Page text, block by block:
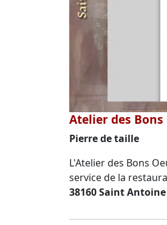
Atelier des
Pierre de taille
L'Atelier des Bons
service de la
38160 Saint